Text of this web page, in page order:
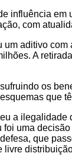
influência
com
aditivo
A
os
que
a ilegalidade
uma
que